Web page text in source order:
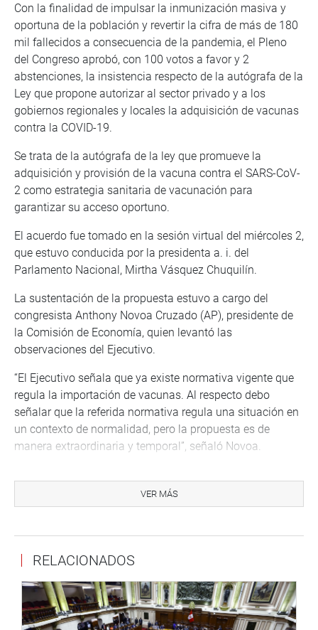
Con la finalidad de impulsar la inmunización masiva y
oportuna de la población y revertir la cifra de más de 180
mil fallecidos a consecuencia de la pandemia, el Pleno
del Congreso aprobó, con 100 votos a favor y 2
abstenciones, la insistencia respecto de la autógrafa de la
Ley que propone autorizar al sector privado y a los
gobiernos regionales y locales la adquisición de vacunas
contra la COVID-19.
Se trata de la autógrafa de la ley que promueve la
adquisición y provisión de la vacuna contra el SARS-CoV-
2 como estrategia sanitaria de vacunación para
garantizar su acceso oportuno.
El acuerdo fue tomado en la sesión virtual del miércoles 2,
que estuvo conducida por la presidenta a. i. del
Parlamento Nacional, Mirtha Vásquez Chuquilín.
La sustentación de la propuesta estuvo a cargo del
congresista Anthony Novoa Cruzado (AP), presidente de
la Comisión de Economía, quien levantó las
observaciones del Ejecutivo.
“El Ejecutivo señala que ya existe normativa vigente que
regula la importación de vacunas. Al respecto debo
señalar que la referida normativa regula una situación en
un contexto de normalidad, pero la propuesta es de
manera extraordinaria y temporal”, señaló Novoa.
autorización que acarrea una mayor barrera al privado y
no cumpliría con el objetivo propuesto. “El Poder
calendario de presentado el expediente de la importación
CoV-2”, aseveró al respecto Novoa.
Otra observación se refiere a que la norma presenta
VER MÁS
RELACIONADOS